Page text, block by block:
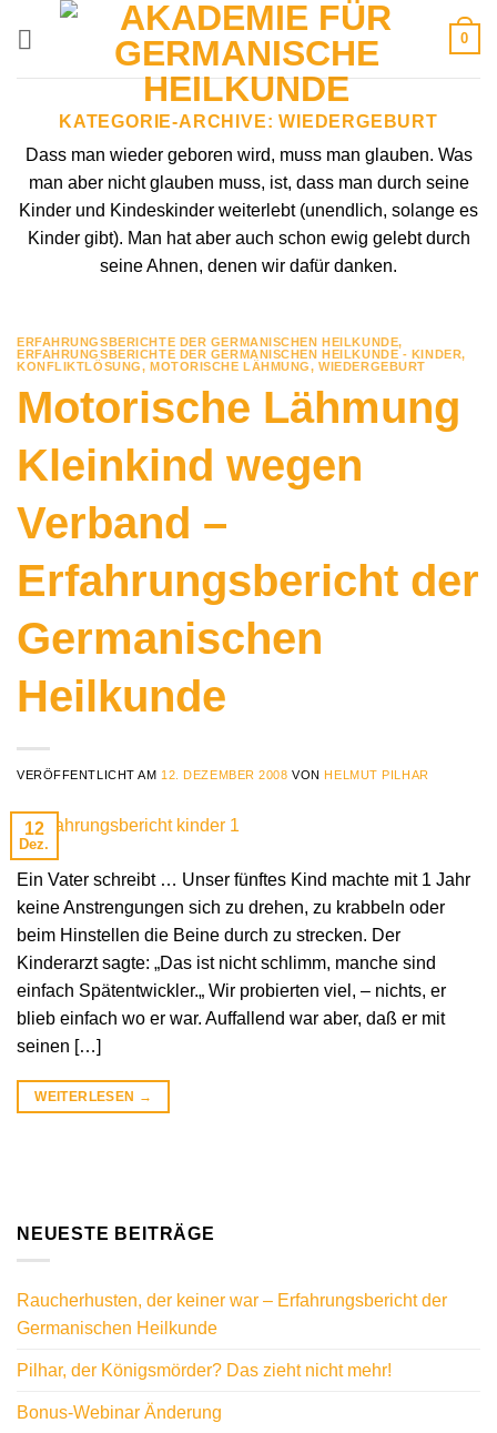
0
KATEGORIE-ARCHIVE:WIEDERGEBURT
Dass man wieder geboren wird, muss man glauben. Was
man aber nicht glauben muss, ist, dass man durch seine
Kinder und Kindeskinder weiterlebt (unendlich, solange es
Kinder gibt). Man hat aber auch schon ewig gelebt durch
seine Ahnen, denen wir dafür danken.
ERFAHRUNGSBERICHTE DER GERMANISCHEN HEILKUNDE,
ERFAHRUNGSBERICHTE DER GERMANISCHEN HEILKUNDE - KINDER,
KONFLIKTLÖSUNG, MOTORISCHE LÄHMUNG,WIEDERGEBURT
Motorische Lähmung
Kleinkind wegen
Verband –
Erfahrungsbericht der
Germanischen
Heilkunde
VERÖFFENTLICHT AM 12. DEZEMBER 2008 VON HELMUT PILHAR
12
Dez.
Ein Vater schreibt … Unser fünftes Kind machte mit 1 Jahr
keine Anstrengungen sich zu drehen, zu krabbeln oder
beim Hinstellen die Beine durch zu strecken. Der
Kinderarzt sagte: „Das ist nicht schlimm, manche sind
einfach Spätentwickler.„ Wir probierten viel, – nichts, er
blieb einfach wo er war. Auffallend war aber, daß er mit
seinen […]
WEITERLESEN →
NEUESTE BEITRÄGE
Raucherhusten, der keiner war – Erfahrungsbericht der
Germanischen Heilkunde
Pilhar, der Königsmörder? Das zieht nicht mehr!
Bonus-Webinar Änderung